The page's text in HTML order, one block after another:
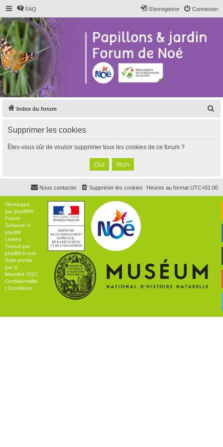
FAQ Connexion
S’enregistrer
Index du forum
c
Supprimer les cookies
Êtes-vous sûr de vouloir supprimer tous les cookies de ce forum ?
Heures au format UTC+01:00
Supprimer les cookies
Nous contacter
Développé
parphpBB®
Forum
Software ©
phpBB
Limited
Traduit par
phpBB-fr.com
Style proflat
par ©
Mazeltof 2017
Confidentialité
| Conditions